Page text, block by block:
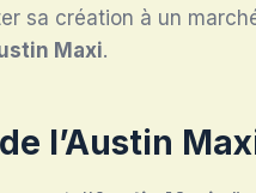
sa création à un
Maxi.
l’Austin